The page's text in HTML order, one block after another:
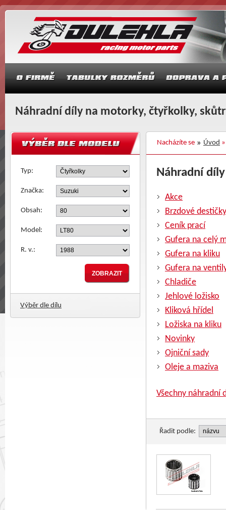
Náhradní díly na motorky, čtyřkolky,
Nacházíte se Úvod
Typ:
Značka:
Obsah:
Model:
R. v.:
Výběr dle dílu
Náhradní
Akce
Brzdové destičky
Ceník prací
Gufera na celý
Gufera na kliku
Gufera na
Chladiče
Jehlové ložisko
Kliková hřídel
Ložiska na kliku
Novinky
Ojniční sady
Oleje a maziva
Všechny náhradní
Řadit podle: